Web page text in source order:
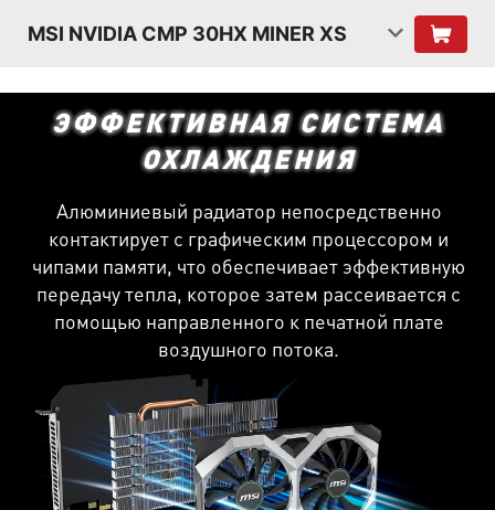
MSI NVIDIA CMP 30HX MINER XS
ЭФФЕКТИВНАЯ СИСТЕМА
ОХЛАЖДЕНИЯ
Алюминиевый радиатор непосредственно
контактирует с графическим процессором и
чипами памяти, что обеспечивает эффективную
передачу тепла, которое затем рассеивается с
помощью направленного к печатной плате
воздушного потока.